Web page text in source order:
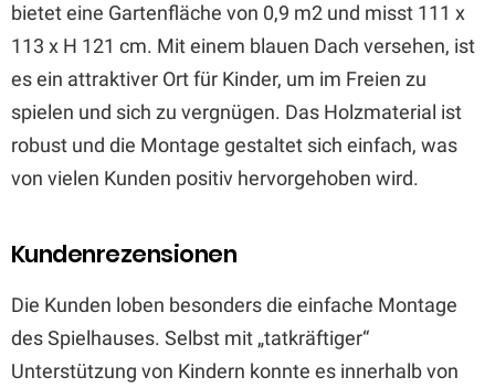
bietet eine Gartenfläche von 0,9 m2 und misst 111 x
113 x H 121 cm. Mit einem blauen Dach versehen, ist
es ein attraktiver Ort für Kinder, um im Freien zu
spielen und sich zu vergnügen. Das Holzmaterial ist
robust und die Montage gestaltet sich einfach, was
von vielen Kunden positiv hervorgehoben wird.
Kundenrezensionen
Die Kunden loben besonders die einfache Montage
des Spielhauses. Selbst mit „tatkräftiger“
Unterstützung von Kindern konnte es innerhalb von